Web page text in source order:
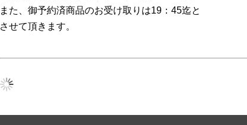
また、御予約済商品のお受け取りは19：45迄と
させて頂きます。